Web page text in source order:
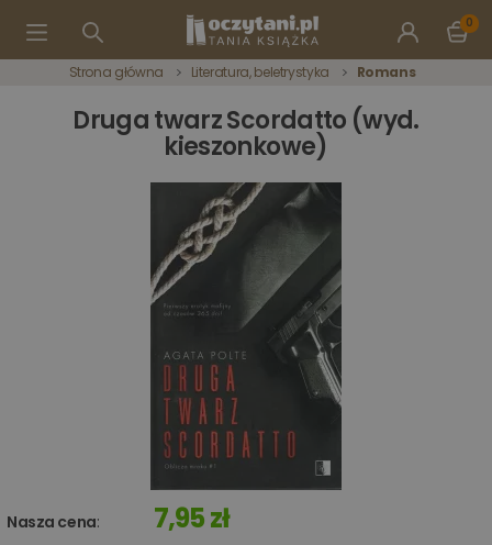
0
Strona główna Literatura, beletrystyka Romans
Druga twarz Scordatto (wyd.
kieszonkowe)
Nasza cena: 7,95 zł